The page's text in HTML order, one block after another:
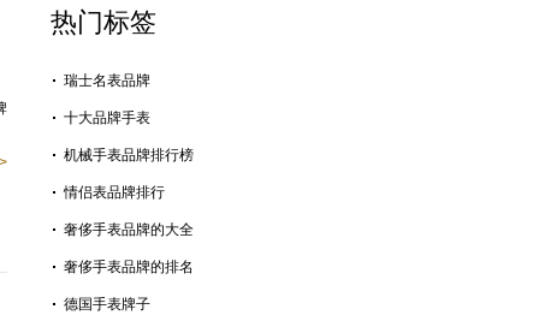
热门标签
瑞士名表品牌
十大品牌手表
机械手表品牌排行榜
情侣表品牌排行
奢侈手表品牌的大全
奢侈手表品牌的排名
德国手表牌子